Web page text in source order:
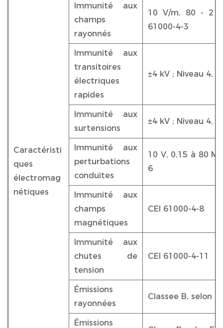
Caractéristi
ques
électromag
nétiques
Immunité aux
champs
rayonnés
10 V/m, 80 - 2
61000-4-3
Immunité aux
transitoires
électriques
rapides
±4 kV ; Niveau 4,
Immunité aux
surtensions
±4 kV ; Niveau 4,
Immunité aux
perturbations
conduites
10 V, 0,15 à 80
6
Immunité aux
champs
magnétiques
CEI 61000-4-8
Immunité aux
chutes de
tension
CEI 61000-4-11
Émissions
rayonnées
Classee B, selon
Émissions